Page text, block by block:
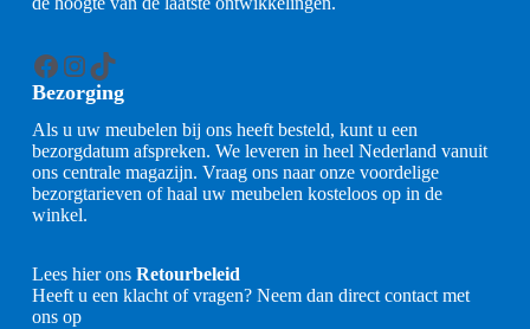
Facebook
Instagram
TikTok
Bezorging
Als u uw meubelen bij ons heeft besteld, kunt u een
bezorgdatum afspreken. We leveren in heel Nederland vanuit
ons centrale magazijn. Vraag ons naar onze voordelige
bezorgtarieven of haal uw meubelen kosteloos op in de
winkel.
Lees hier ons Retourbeleid
Heeft u een klacht of vragen? Neem dan direct contact met
ons op